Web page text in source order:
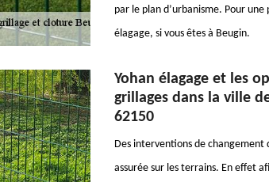
par le plan d’urbanisme. Pour
élagage, si vous êtes à Beugin.
Yohan élagage et les
grillages dans la ville
62150
Des interventions de changement
assurée sur les terrains. En effet